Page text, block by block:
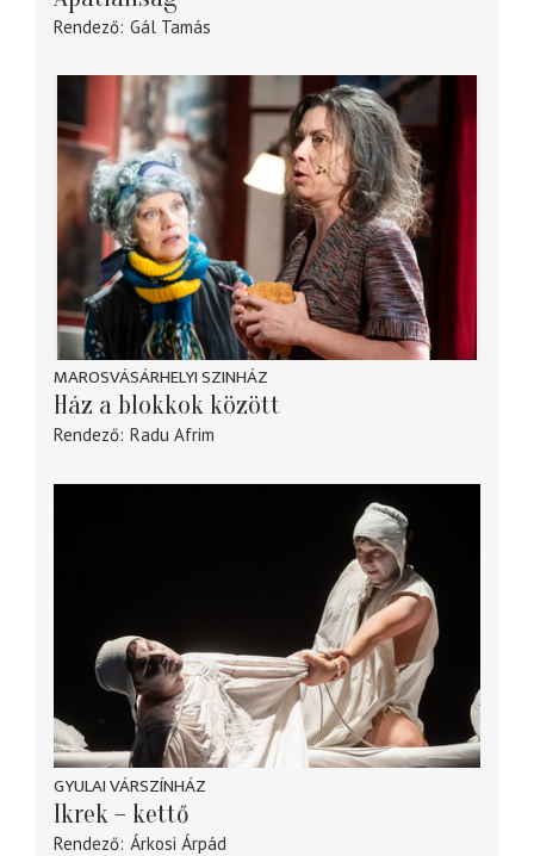
Rendező Gál Tamás
MAROSVÁSÁRHELYI SZINHÁZ
Ház a blokkok között
Rendező Radu Afrim
GYULAI VÁRSZÍNHÁZ
Ikrek – kettő
Rendező Árkosi Árpád